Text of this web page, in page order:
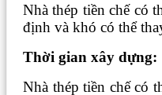
Nhà thép tiền chế có
định và khó có thể
Thời gian xây dựng:
Nhà thép tiền chế có